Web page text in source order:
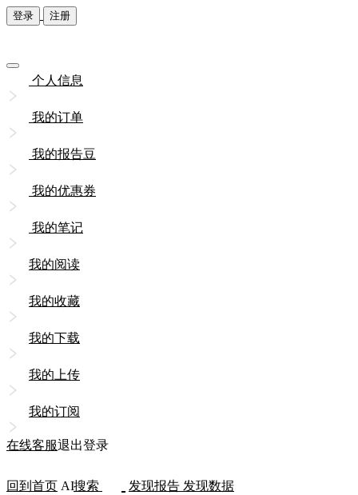
登录 注册
个人信息
我的订单
我的报告豆
我的优惠券
我的笔记
我的阅读
我的收藏
我的下载
我的上传
我的订阅
在线客服退出登录
回到首页 AI搜索 发现报告 发现数据